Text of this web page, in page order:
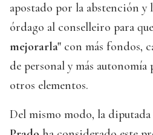
apostado por la abstención y
órdago al conselleiro para que
mejorarla" con más fondos,
de personal y más autonomía
otros elementos.
Del mismo modo, la